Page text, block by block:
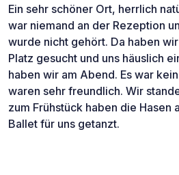
Ein sehr schöner Ort, herrlich
war niemand an der Rezeption
wurde nicht gehört. Da haben
Platz gesucht und uns häuslich
haben wir am Abend. Es war
waren sehr freundlich. Wir
zum Frühstück haben die Hasen
Ballet für uns getanzt.